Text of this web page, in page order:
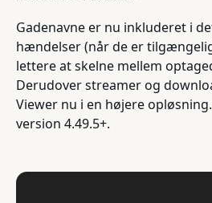
Gadenavne er nu inkluderet i
hændelser (når de er
lettere at skelne mellem
Derudover streamer og
Viewer nu i en højere
version 4.49.5+.